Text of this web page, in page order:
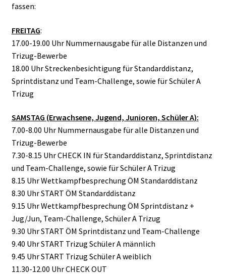
fassen:
FREITAG:
17.00-19.00 Uhr Nummernausgabe für alle Distanzen und
Trizug-Bewerbe
18.00 Uhr Streckenbesichtigung für Standarddistanz,
Sprintdistanz und Team-Challenge, sowie für Schüler A
Trizug
SAMSTAG (Erwachsene, Jugend, Junioren, Schüler A):
7.00-8.00 Uhr Nummernausgabe für alle Distanzen und
Trizug-Bewerbe
7.30-8.15 Uhr CHECK IN für Standarddistanz, Sprintdistanz
und Team-Challenge, sowie für Schüler A Trizug
8.15 Uhr Wettkampfbesprechung ÖM Standarddistanz
8.30 Uhr START ÖM Standarddistanz
9.15 Uhr Wettkampfbesprechung ÖM Sprintdistanz +
Jug/Jun, Team-Challenge, Schüler A Trizug
9.30 Uhr START ÖM Sprintdistanz und Team-Challenge
9.40 Uhr START Trizug Schüler A männlich
9.45 Uhr START Trizug Schüler A weiblich
11.30-12.00 Uhr CHECK OUT